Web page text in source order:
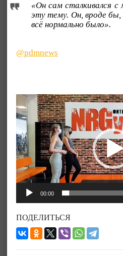
«Он сам сталкивался с
эту тему. Он, вроде бы,
всё нормально было».
@pdmnews
Видеоплеер
00:00
ПОДЕЛИТЬСЯ